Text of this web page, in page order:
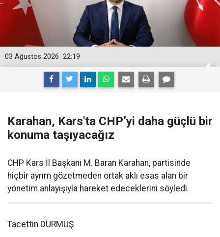
22:19
03 Ağustos 2026
Karahan, Kars'ta CHP’yi daha güçlü bir
konuma taşıyacağız
CHP Kars İl Başkanı M. Baran Karahan, partisinde
hiçbir ayrım gözetmeden ortak aklı esas alan bir
yönetim anlayışıyla hareket edeceklerini söyledi.
Tacettin DURMUŞ